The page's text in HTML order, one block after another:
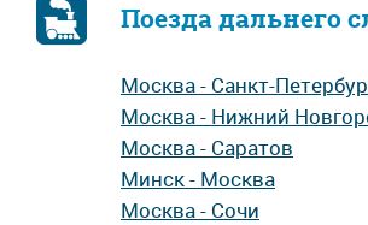
Поезда дальнего
Москва - Санкт-
Москва - Нижний
Москва - Саратов
Минск - Москва
Москва - Сочи